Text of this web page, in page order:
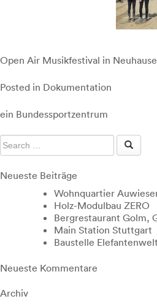
Open Air Musikfestival in
Posted in Dokumentation
Beitragsnavigation
ein Bundessportzentrum
Neueste Beiträge
Wohnquartier
Holz-Modulbau ZERO
Bergrestaurant Golm,
Main Station Stuttgart
Baustelle
Neueste Kommentare
Archiv